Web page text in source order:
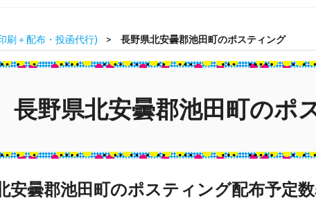
刷＋配布・投函代行) 長野県北安曇郡池田町のポスティング
長野県北安曇郡池田町のポ
安曇郡池田町のポスティング配布予定